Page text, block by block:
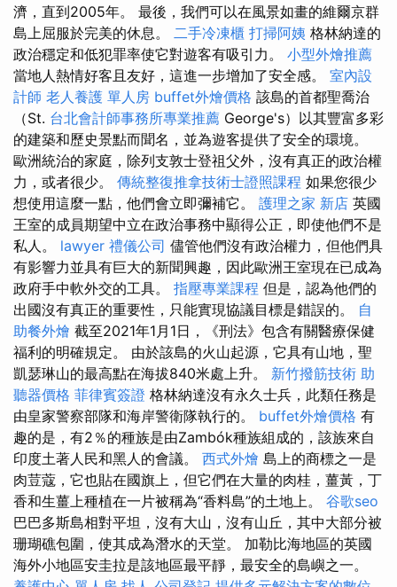
濟，直到2005年。 最後，我們可以在風景如畫的維爾京群
島上屈服於完美的休息。 二手冷凍櫃 打掃阿姨 格林納達的
政治穩定和低犯罪率使它對遊客有吸引力。 小型外燴推薦
當地人熱情好客且友好，這進一步增加了安全感。 室內設
計師 老人養護 單人房 buffet外燴價格 該島的首都聖喬治
（St. 台北會計師事務所專業推薦 George's）以其豐富多彩
的建築和歷史景點而聞名，並為遊客提供了安全的環境。
歐洲統治的家庭，除列支敦士登祖父外，沒有真正的政治權
力，或者很少。 傳統整復推拿技術士證照課程 如果您很少
想使用這麼一點，他們會立即彌補它。 護理之家 新店 英國
王室的成員期望中立在政治事務中顯得公正，即使他們不是
私人。 lawyer 禮儀公司 儘管他們沒有政治權力，但他們具
有影響力並具有巨大的新聞興趣，因此歐洲王室現在已成為
政府手中軟外交的工具。 指壓專業課程 但是，認為他們的
出國沒有真正的重要性，只能實現協議目標是錯誤的。 自
助餐外燴 截至2021年1月1日，《刑法》包含有關醫療保健
福利的明確規定。 由於該島的火山起源，它具有山地，聖
凱瑟琳山的最高點在海拔840米處上升。 新竹撥筋技術 助
聽器價格 菲律賓簽證 格林納達沒有永久士兵，此類任務是
由皇家警察部隊和海岸警衛隊執行的。 buffet外燴價格 有
趣的是，有2％的種族是由Zambók種族組成的，該族來自
印度土著人民和黑人的會議。 西式外燴 島上的商標之一是
肉荳蔻，它也貼在國旗上，但它們在大量的肉桂，薑黃，丁
香和生薑上種植在一片被稱為“香料島”的土地上。 谷歌seo
巴巴多斯島相對平坦，沒有大山，沒有山丘，其中大部分被
珊瑚礁包圍，使其成為潛水的天堂。 加勒比海地區的英國
海外小地區安圭拉是該地區最平靜，最安全的島嶼之一。